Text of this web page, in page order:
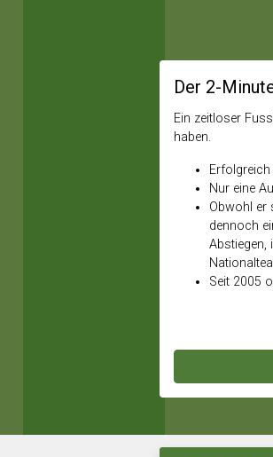
Der 2-
Ein zeitloser
haben.
Nur eine
Obwohl er
dennoch
Abstiegen,
Seit 2005